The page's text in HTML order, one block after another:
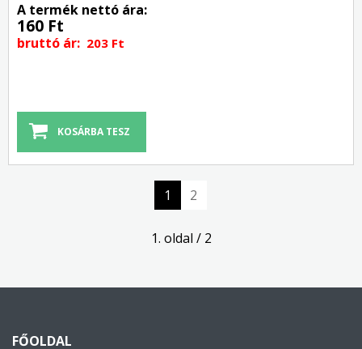
A termék nettó ára:
160 Ft
bruttó ár: 203 Ft
1 2
1. oldal / 2
FŐOLDAL